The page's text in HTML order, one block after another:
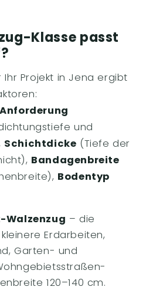
Klasse passt
Ihr Projekt in Jena ergibt
und
Schichtdicke (Tiefe der
Bandagenbreite
Bodentyp
Walzenzug – die
Erdarbeiten,
Garten- und
120–140 cm.